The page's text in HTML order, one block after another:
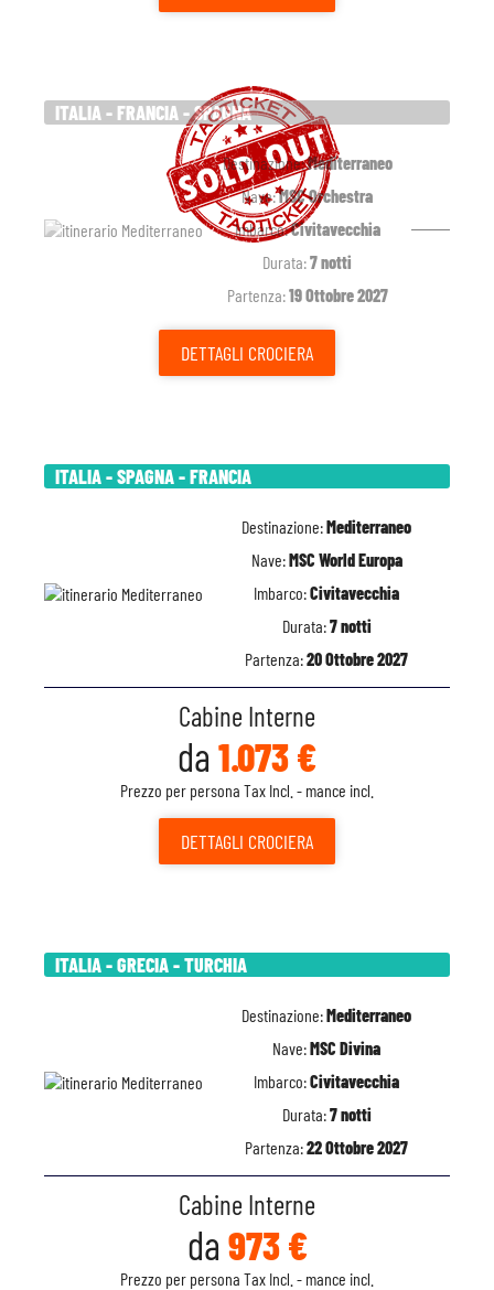
ITALIA - FRANCIA - SPAGNA
Destinazione:Mediterraneo
Nave:MSC Orchestra
Imbarco:Civitavecchia
Durata:7 notti
Partenza:19 Ottobre 2027
DETTAGLI CROCIERA
ITALIA - SPAGNA - FRANCIA
Destinazione:Mediterraneo
Nave:MSC World Europa
Imbarco:Civitavecchia
Durata:7 notti
Partenza:20 Ottobre 2027
Cabine Interne
da 1.073 €
Prezzo per persona Tax Incl. - mance incl.
DETTAGLI CROCIERA
ITALIA - GRECIA - TURCHIA
Destinazione:Mediterraneo
Nave:MSC Divina
Imbarco:Civitavecchia
Durata:7 notti
Partenza:22 Ottobre 2027
Cabine Interne
da 973 €
Prezzo per persona Tax Incl. - mance incl.